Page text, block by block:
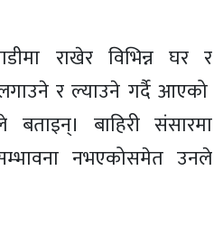
राखेर विभिन्न घर र
र ल्याउने गर्दै आएको
बाहिरी संसारमा
नभएकोसमेत उनले